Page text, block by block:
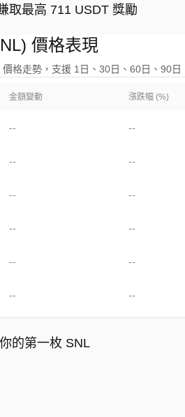
取最高 711 USDT 獎勵
價格表現
格走勢，支援 1日、30日、60日、90
金額變動 漲跌幅 (%)
-- --
-- --
-- --
-- --
-- --
-- --
的第一枚 SNL